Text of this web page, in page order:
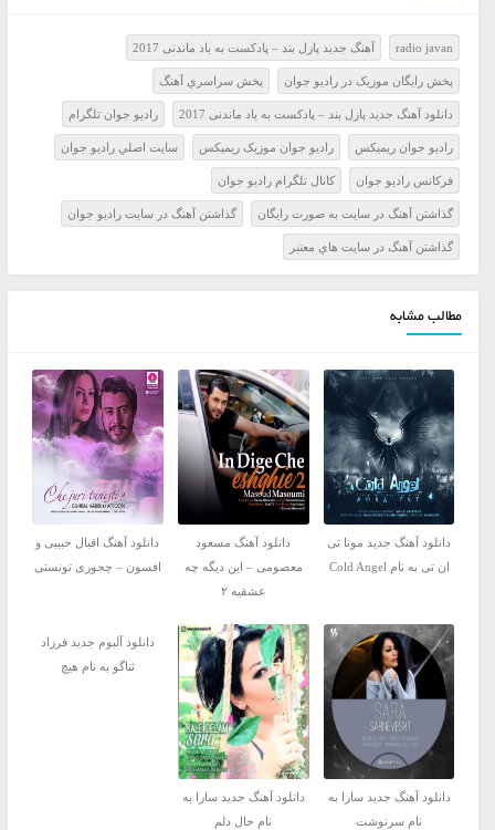
radio javan آهنگ جدید پازل بند – پادکست به یاد ماندنی 2017
پخش رايگان موزيک در راديو جوان پخش سراسري آهنگ
دانلود آهنگ جدید پازل بند – پادکست به یاد ماندنی 2017 راديو جوان تلگرام
راديو جوان ريميکس راديو جوان موزيک ريميکس سايت اصلي راديو جوان
فرکانس راديو جوان کانال تلگرام راديو جوان
گذاشتن آهنگ در سايت به صورت رايگان گذاشتن آهنگ در سايت راديو جوان
گذاشتن آهنگ در سايت هاي معتبر
مطالب مشابه
دانلود آهنگ جدید مونا تی
ان تی به نام Cold Angel
دانلود آهنگ مسعود
معصومی – این دیگه چه
عشقیه ۲
دانلود آهنگ اقبال حبیبی و
افسون – چجوری تونستی
دانلود آهنگ جدید سارا به
نام سرنوشت
دانلود آهنگ جدید سارا به
نام حال دلم
دانلود آلبوم جدید فرزاد
ثناگو به نام هیچ